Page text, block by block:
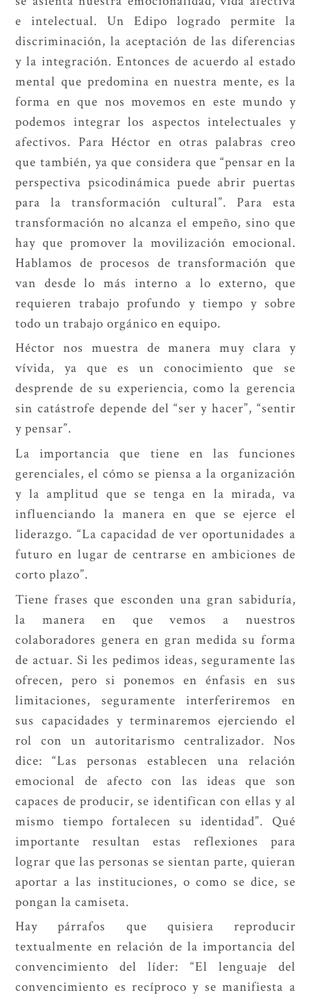
e intelectual. Un Edipo logrado permite la
discriminación, la aceptación de las diferencias
y la integración. Entonces de acuerdo al estado
mental que predomina en nuestra mente, es la
forma en que nos movemos en este mundo y
podemos integrar los aspectos intelectuales y
afectivos. Para Héctor en otras palabras creo
que también, ya que considera que “pensar en la
perspectiva psicodinámica puede abrir puertas
para la transformación cultural”. Para esta
transformación no alcanza el empeño, sino que
hay que promover la movilización emocional.
Hablamos de procesos de transformación que
van desde lo más interno a lo externo, que
requieren trabajo profundo y tiempo y sobre
todo un trabajo orgánico en equipo.
Héctor nos muestra de manera muy clara y
vívida, ya que es un conocimiento que se
desprende de su experiencia, como la gerencia
sin catástrofe depende del “ser y hacer”, “sentir
y pensar”.
La importancia que tiene en las funciones
gerenciales, el cómo se piensa a la organización
y la amplitud que se tenga en la mirada, va
influenciando la manera en que se ejerce el
liderazgo. “La capacidad de ver oportunidades a
futuro en lugar de centrarse en ambiciones de
corto plazo”.
Tiene frases que esconden una gran sabiduría,
la manera en que vemos a nuestros
colaboradores genera en gran medida su forma
de actuar. Si les pedimos ideas, seguramente las
ofrecen, pero si ponemos en énfasis en sus
limitaciones, seguramente interferiremos en
sus capacidades y terminaremos ejerciendo el
rol con un autoritarismo centralizador. Nos
dice: “Las personas establecen una relación
emocional de afecto con las ideas que son
capaces de producir, se identifican con ellas y al
mismo tiempo fortalecen su identidad”. Qué
importante resultan estas reflexiones para
lograr que las personas se sientan parte, quieran
aportar a las instituciones, o como se dice, se
pongan la camiseta.
Hay párrafos que quisiera reproducir
textualmente en relación de la importancia del
convencimiento del líder: “El lenguaje del
convencimiento es recíproco y se manifiesta a